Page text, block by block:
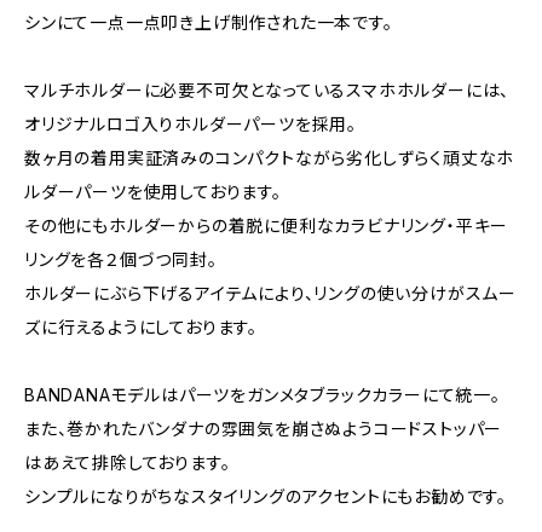
シンにて一点一点叩き上げ制作された一本です。
マルチホルダーに必要不可欠となっているスマホホルダーには、
オリジナルロゴ入りホルダーパーツを採用。
数ヶ月の着用実証済みのコンパクトながら劣化しずらく頑丈なホ
ルダーパーツを使用しております。
その他にもホルダーからの着脱に便利なカラビナリング・平キー
リングを各２個づつ同封。
ホルダーにぶら下げるアイテムにより、リングの使い分けがスムー
ズに行えるようにしております。
BANDANAモデルはパーツをガンメタブラックカラーにて統一。
また、巻かれたバンダナの雰囲気を崩さぬようコードストッパー
はあえて排除しております。
シンプルになりがちなスタイリングのアクセントにもお勧めです。